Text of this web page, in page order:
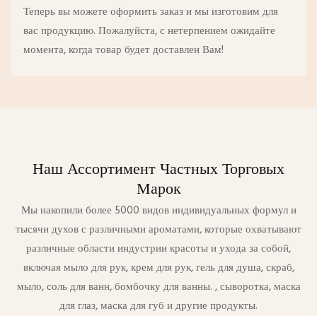
Теперь вы можете оформить заказ и мы изготовим для
вас продукцию. Пожалуйста, с нетерпением ожидайте
момента, когда товар будет доставлен Вам!
Наш Ассортимент Частных Торговых
Марок
Мы накопили более 5000 видов индивидуальных формул и
тысячи духов с различными ароматами, которые охватывают
различные области индустрии красоты и ухода за собой,
включая мыло для рук, крем для рук, гель для душа, скраб,
мыло, соль для ванн, бомбочку для ванны. , сыворотка, маска
для глаз, маска для губ и другие продукты.